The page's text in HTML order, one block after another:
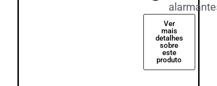
Ver
mais
detalhes
sobre
este
produto